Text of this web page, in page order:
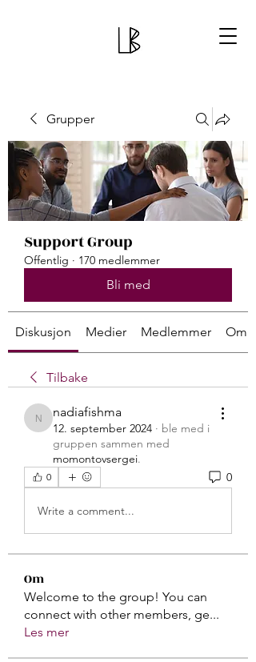
Grupper
Support Group
Offentlig · 170 medlemmer
Bli med
Diskusjon Medier Medlemmer Om
Tilbake
nadiafishma
nadiafishma
12. september 2024 · ble med i
gruppen sammen med
momontovsergei.
0 0
Write a comment...
Om
Welcome to the group! You can
connect with other members, ge...
Les mer